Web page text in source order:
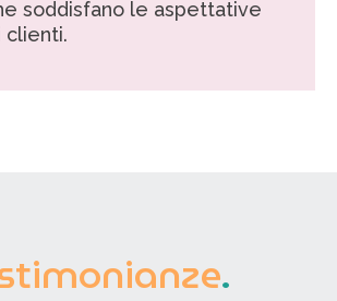
soddisfano le aspettative
clienti.
.